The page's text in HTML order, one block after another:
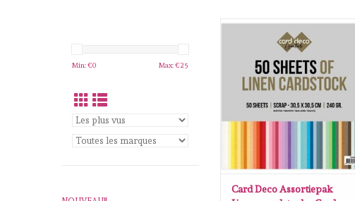
Min: €0 Max: €25
Card Deco Assortiepak
Linnencardstock - Card Deco - SC -
50 Sheets
AJOUTER AU PANIER
Card Deco Assortiepak